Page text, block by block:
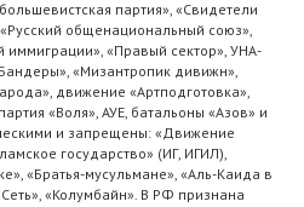
партия», «Свидетели
общенациональный союз»,
«Правый сектор», УНА-
«Мизантропик дивижн»,
движение «Артподготовка»,
«Воля», АУЕ, батальоны «Азов» и
и запрещены: «Движение
государство» (ИГ, ИГИЛ),
«Братья-мусульмане», «Аль-Каида в
«Колумбайн». В РФ признана